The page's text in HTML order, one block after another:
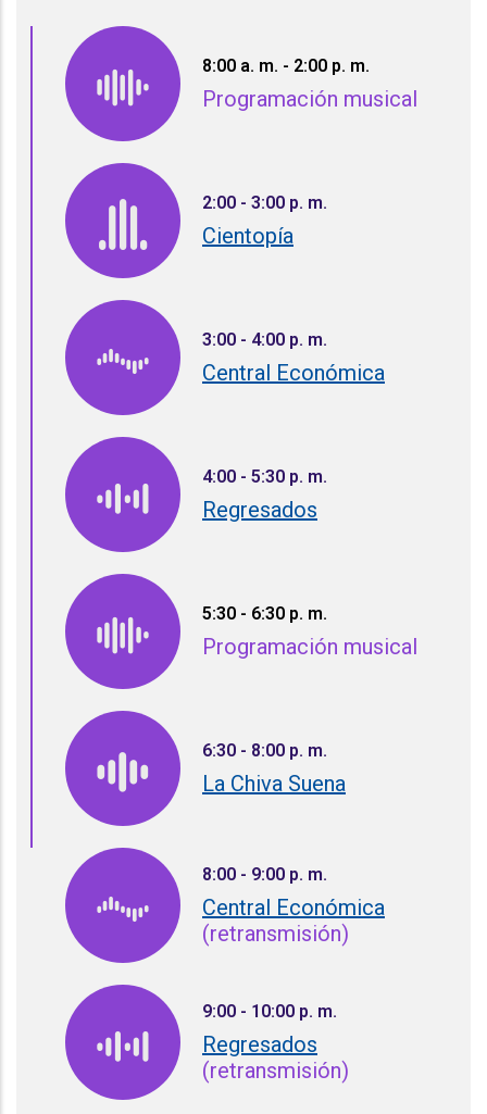
8:00 a. m. - 2:00 p. m.
Programación musical
2:00 - 3:00 p. m.
Cientopía
3:00 - 4:00 p. m.
Central Económica
4:00 - 5:30 p. m.
Regresados
5:30 - 6:30 p. m.
Programación musical
6:30 - 8:00 p. m.
La Chiva Suena
8:00 - 9:00 p. m.
Central Económica
(retransmisión)
9:00 - 10:00 p. m.
Regresados
(retransmisión)